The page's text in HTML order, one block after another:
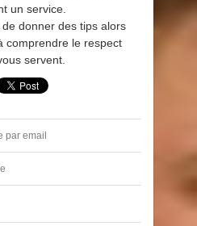
un service.
donner des tips alors
comprendre le respect
servent.
par email